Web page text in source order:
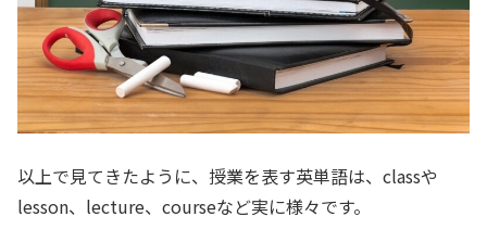
以上で見てきたように、授業を表す英単語は、classや
lesson、lecture、courseなど実に様々です。